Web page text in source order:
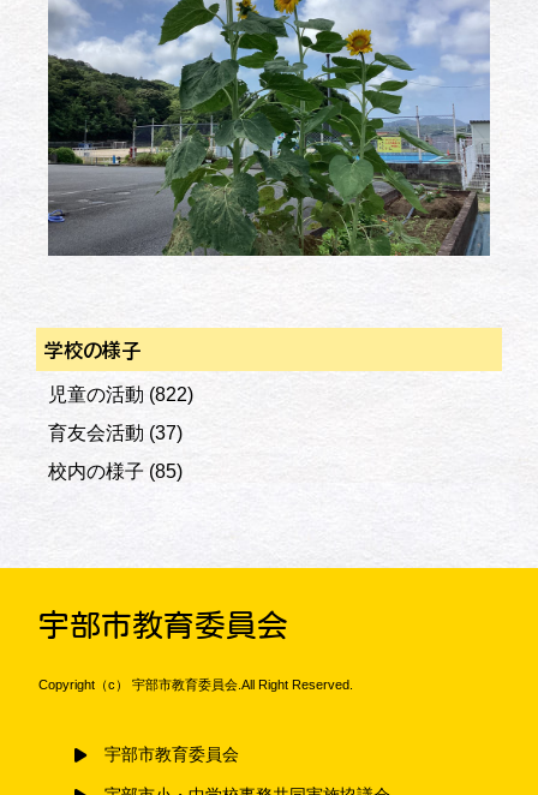
学校の様子
児童の活動 (822)
育友会活動 (37)
校内の様子 (85)
宇部市教育委員会
Copyright（c） 宇部市教育委員会.All Right Reserved.
宇部市教育委員会